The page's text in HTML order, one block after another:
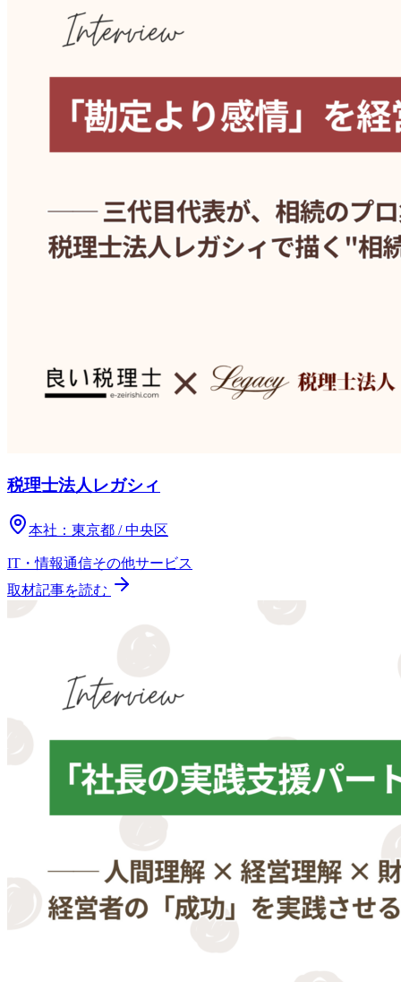
税理士法人レガシィ
本社： 東京都 / 中央区
IT・情報通信その他サービス
取材記事を読む